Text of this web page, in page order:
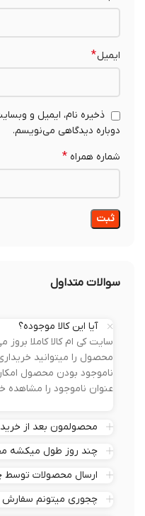
ایمیل*
ذخیره نام، ایمیل و وبسایت
دوباره دیدگاهی می‌نویسم.
شماره همراه*
سوالات متداول
آیا این کالا موجوده؟
سایت کی ام کالا کاملا بروز
محصول را میتوانید خریداری
ناموجود بودن محصول امکان
عنوان ناموجود را مشاهده
محصولمون بعد از خرید کی
چند روز طول میکشه
ارسال محصولات توسط چه
چجوری میتونم سفارش